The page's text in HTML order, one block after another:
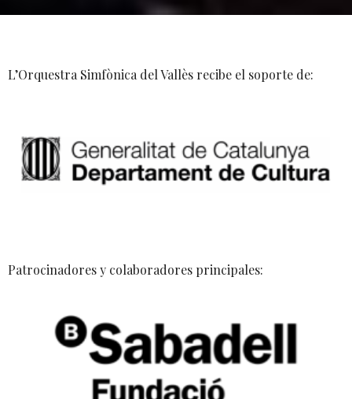
L’Orquestra Simfònica del Vallès recibe el soporte de:
Patrocinadores y colaboradores principales: